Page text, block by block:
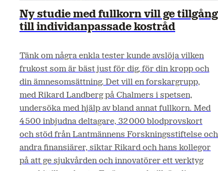
Ny studie med fullkorn vill ge tillgång
till individanpassade kostråd
Tänk om några enkla tester kunde avslöja vilken
frukost som är bäst just för dig, för din kropp och
din ämnesomsättning. Det vill en forskargrupp,
med Rikard Landberg på Chalmers i spetsen,
undersöka med hjälp av bland annat fullkorn. Med
4 500 inbjudna deltagare, 32 000 blodprovskort
och stöd från Lantmännens Forskningsstiftelse och
andra finansiärer, siktar Rikard och hans kollegor
på att ge sjukvården och innovatörer ett verktyg